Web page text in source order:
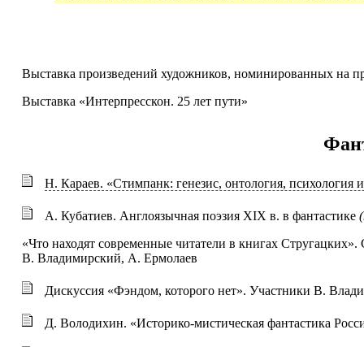
Выставка произведений художников, номинированных на
Выставка «Интерпресскон. 25 лет пути»
Н. Караев. «Стимпанк: генезис, онтология, психология
А. Кубатиев. Aнглоязычная поэзия XIX в. в фантастике
«Что находят современные читатели в книгах
В. Владимирский, А. Ермолаев
Дискуссия «Фэндом, которого нет». Участники В.
Д. Володихин. «Историко-мистическая фантастика